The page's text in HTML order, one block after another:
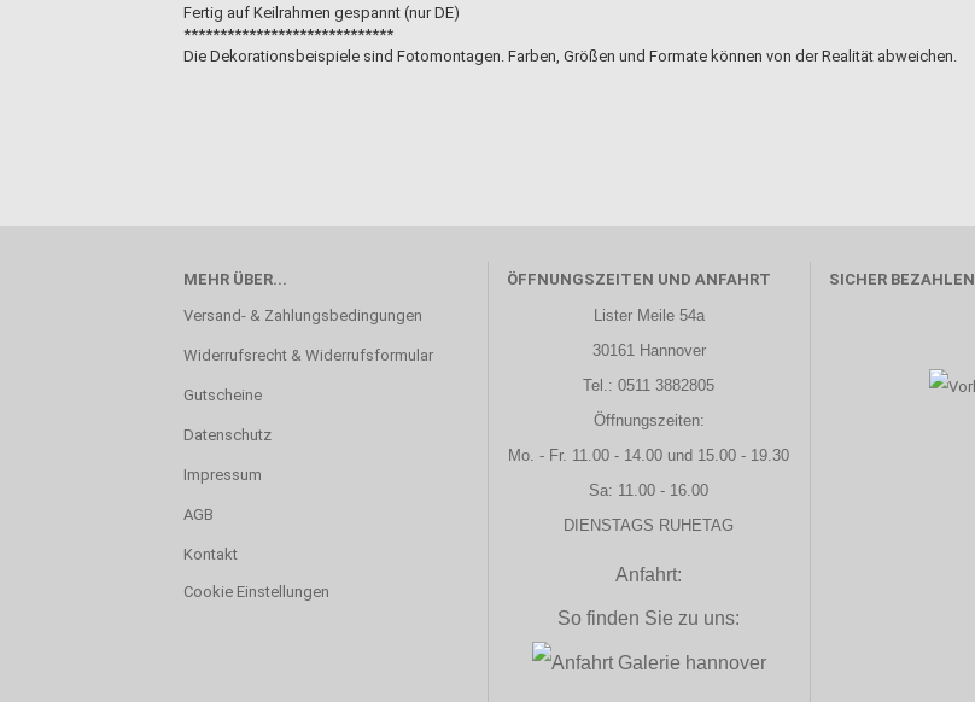
Fertig auf Keilrahmen gespannt (nur DE)
*****************************
Die Dekorationsbeispiele sind Fotomontagen. Farben, Größen und Formate können von der Realität abweichen.
MEHR ÜBER...
Versand- & Zahlungsbedingungen
Widerrufsrecht & Widerrufsformular
Gutscheine
Datenschutz
Impressum
AGB
Kontakt
Cookie Einstellungen
ÖFFNUNGSZEITEN UND ANFAHRT
Lister Meile 54a
30161 Hannover
Tel.: 0511 3882805
Öffnungszeiten:
Mo. - Fr. 11.00 - 14.00 und 15.00 - 19.30
Sa: 11.00 - 16.00
DIENSTAGS RUHETAG
Anfahrt:
So finden Sie zu uns:
SICHER BEZAHLEN